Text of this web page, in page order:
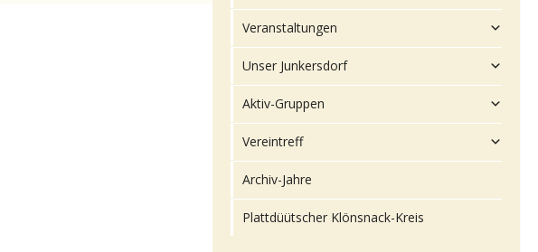
Veranstaltungen
Unser Junkersdorf
Aktiv-Gruppen
Vereintreff
Archiv-Jahre
Plattdüütscher Klönsnack-Kreis